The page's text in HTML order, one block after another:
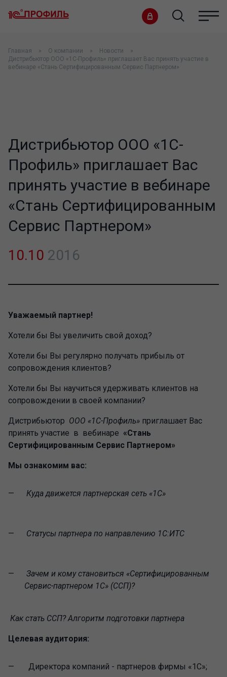
Главная О компании
Новости
Дистрибьютор ООО «1С-Профиль» приглашает Вас принять участие в
вебинаре «Стань Сертифицированным Сервис Партнером»
Дистрибьютор ООО «1С-
Профиль» приглашает Вас
принять участие в вебинаре
«Стань Сертифицированным
Сервис Партнером»
10.10 2016
Уважаемый партнер!
Хотели бы Вы увеличить свой доход?
Хотели бы Вы регулярно получать прибыль от
сопровождения клиентов?
Хотели бы Вы научиться удерживать клиентов на
сопровождении в своей компании?
Дистрибьютор ООО «1С-Профиль» приглашает Вас
принять участие в вебинаре «Стань
Сертифицированным Сервис Партнером»
Мы ознакомим вас:
Куда движется партнерская сеть «1С»
Статусы партнера по направлению 1С:ИТС
Зачем и кому становиться «Сертифицированным
Сервис-партнером 1С» (ССП)?
Как стать ССП? Алгоритм подготовки партнера
Целевая аудитория:
Директора компаний - партнеров фирмы «1С»;